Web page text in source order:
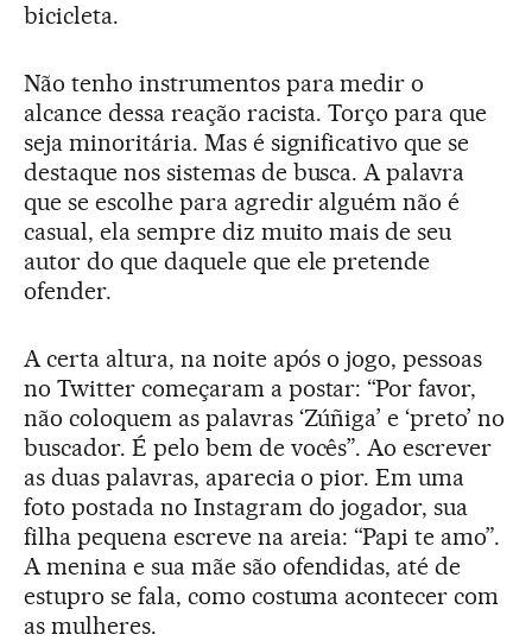
bicicleta.
Não tenho instrumentos para medir o
alcance dessa reação racista. Torço para que
seja minoritária. Mas é significativo que se
destaque nos sistemas de busca. A palavra
que se escolhe para agredir alguém não é
casual, ela sempre diz muito mais de seu
autor do que daquele que ele pretende
ofender.
A certa altura, na noite após o jogo, pessoas
no Twitter começaram a postar: “Por favor,
não coloquem as palavras ‘Zúñiga’ e ‘preto’ no
buscador. É pelo bem de vocês”. Ao escrever
as duas palavras, aparecia o pior. Em uma
foto postada no Instagram do jogador, sua
filha pequena escreve na areia: “Papi te amo”.
A menina e sua mãe são ofendidas, até de
estupro se fala, como costuma acontecer com
as mulheres.